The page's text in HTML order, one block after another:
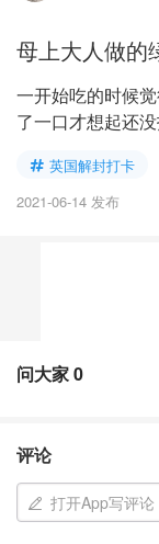
母上大人做的
一开始吃的时候
了一口才想起还
英国解封打卡
2021-06-14 发布
问大家0
评论
打开App写评论